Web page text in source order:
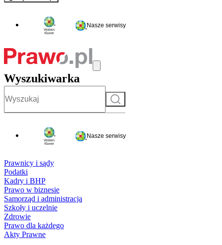
- rejestracja i logowanie do serwisu
Nasze serwisy
Wyszukiwarka
Szukaj
Nasze serwisy
Prawnicy i sądy
Podatki
Kadry i BHP
Prawo w biznesie
Samorząd i administracja
Szkoły i uczelnie
Zdrowie
Prawo dla każdego
Akty Prawne